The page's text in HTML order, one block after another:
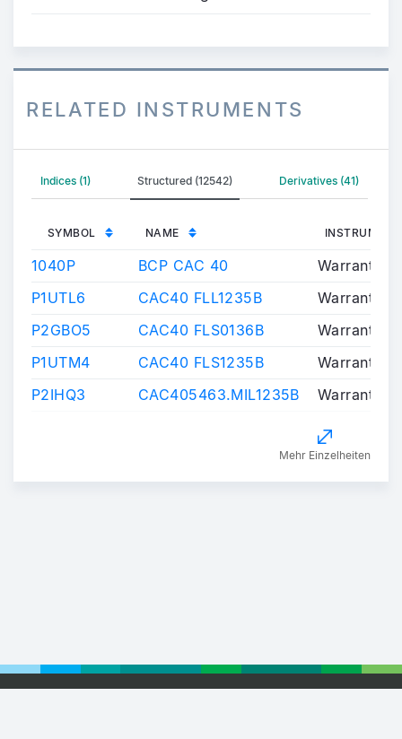
RELATED INSTRUMENTS
Indices (1) Structured (12542) Derivatives (41)
SYMBOL NAME
1040P BCP CAC 40
Warrants/
P1UTL6
CAC40 FLL1235B
Warrants/
P2GBO5
CAC40 FLS0136B
Warrants/
P1UTM4
CAC40 FLS1235B
Warrants/
P2IHQ3
CAC405463.MIL1235B Warrants/
Mehr Einzelheiten